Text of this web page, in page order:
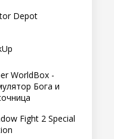
Depot
WorldBox -
Бога и
Fight 2 Special